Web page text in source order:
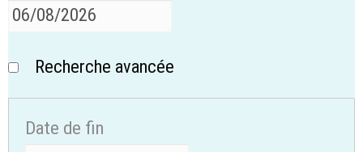
Recherche avancée
Date de fin